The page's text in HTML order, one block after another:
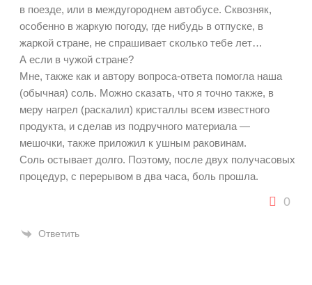
в поезде, или в междугороднем автобусе. Сквозняк,
особенно в жаркую погоду, где нибудь в отпуске, в
жаркой стране, не спрашивает сколько тебе лет…
А если в чужой стране?
Мне, также как и автору вопроса-ответа помогла наша
(обычная) соль. Можно сказать, что я точно также, в
меру нагрел (раскалил) кристаллы всем известного
продукта, и сделав из подручного материала —
мешочки, также приложил к ушным раковинам.
Соль остывает долго. Поэтому, после двух получасовых
процедур, с перерывом в два часа, боль прошла.
0
Ответить